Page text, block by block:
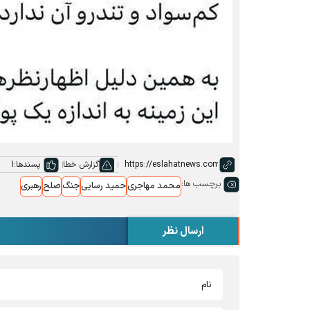
گزارش خطا پسندها:1
برچسب ها:محمد مهاجریحمید رساییجنگصلح رهبری
ارسال نظر